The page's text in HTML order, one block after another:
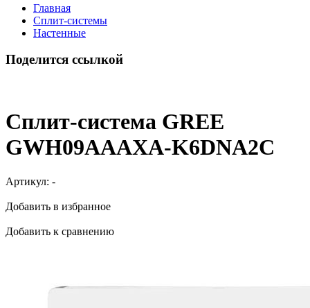
Главная
Сплит-системы
Настенные
Поделится ссылкой
Сплит-система GREE
GWH09AAAXA-K6DNA2C
Артикул: -
Добавить в избранное
Добавить к сравнению